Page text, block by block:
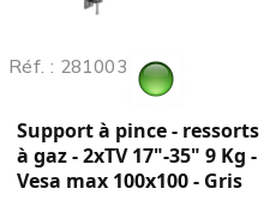
Réf. : 281003
Support à pince - ressorts
à gaz - 2xTV 17"-35" 9 Kg -
Vesa max 100x100 - Gris